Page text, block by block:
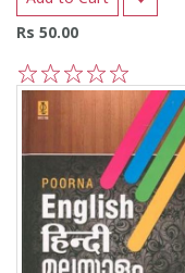
Rs 50.00
5
4
3
2
1